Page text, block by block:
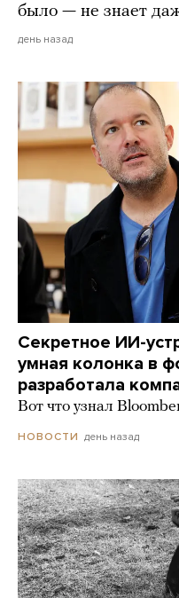
было — не знает
день назад
Секретное ИИ-
умная колонка в
разработала
Вот что узнал
НОВОСТИ день назад